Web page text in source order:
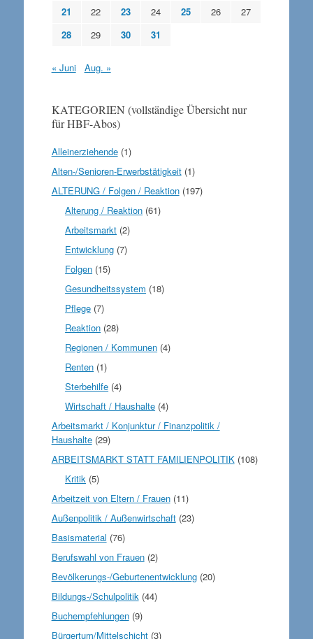
21 22 23 24 25 26
27
28
29 30 31
« Juni Aug. »
KATEGORIEN (vollständige Übersicht nur
für HBF-Abos)
Alleinerziehende(1)
Alten-/Senioren-Erwerbstätigkeit(1)
ALTERUNG / Folgen / Reaktion(197)
Alterung / Reaktion (61)
Arbeitsmarkt (2)
Entwicklung (7)
Folgen (15)
Gesundheitssystem (18)
Pflege (7)
Reaktion (28)
Regionen / Kommunen (4)
Renten (1)
Sterbehilfe (4)
Wirtschaft / Haushalte (4)
Arbeitsmarkt / Konjunktur / Finanzpolitik /
Haushalte(29)
ARBEITSMARKT STATT FAMILIENPOLITIK(108)
Kritik (5)
Arbeitzeit von Eltern / Frauen(11)
Außenpolitik / Außenwirtschaft(23)
Basismaterial (76)
Berufswahl von Frauen(2)
Bevölkerungs-/Geburtenentwicklung(20)
Bildungs-/Schulpolitik(44)
Buchempfehlungen(9)
Bürgertum/Mittelschicht(3)